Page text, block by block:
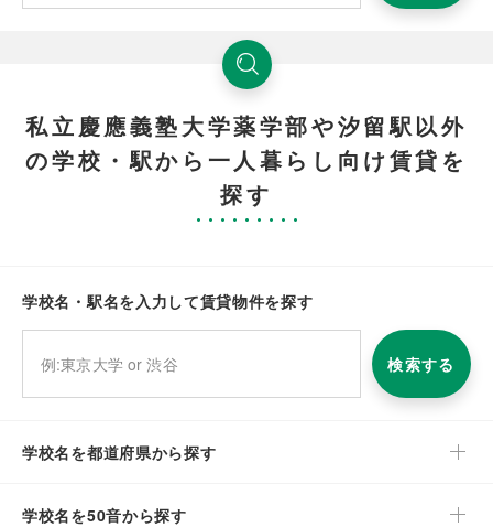
私立慶應義塾大学薬学部や汐留駅以外
の学校・駅から一人暮らし向け賃貸を
探す
学校名・駅名を入力して賃貸物件を探す
検索する
学校名を都道府県から探す
学校名を50音から探す